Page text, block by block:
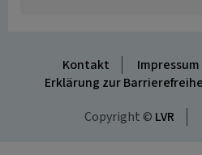
Kontakt Impressum
Erklärung zur
Copyright © LVR